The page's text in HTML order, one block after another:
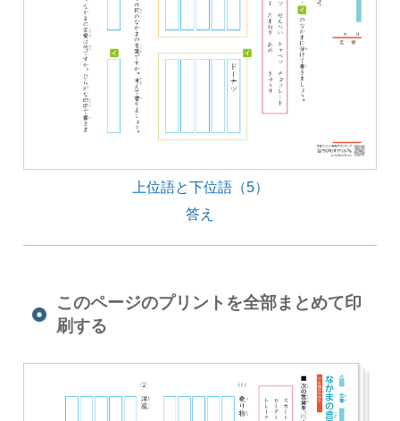
上位語と下位語（5）
答え
このページのプリントを全部まとめて印
刷する